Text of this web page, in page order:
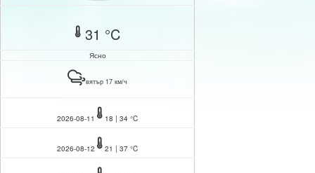
31 °C
Ясно
вятър 17 км/ч
2026-08-11 18 | 34 °C
2026-08-12 21 | 37 °C